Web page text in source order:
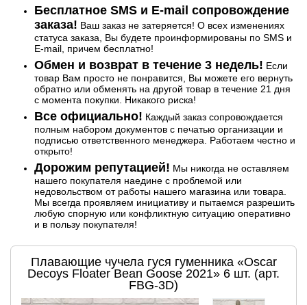
Бесплатное SMS и E-mail сопровождение
заказа! Ваш заказ не затеряется! О всех изменениях
статуса заказа, Вы будете проинформированы по SMS и
E-mail, причем бесплатно!
Обмен и возврат в течение 3 недель! Если
товар Вам просто не понравится, Вы можете его вернуть
обратно или обменять на другой товар в течение 21 дня
с момента покупки. Никакого риска!
Все официально! Каждый заказ сопровождается
полным набором документов с печатью организации и
подписью ответственного менеджера. Работаем честно и
открыто!
Дорожим репутацией! Мы никогда не оставляем
нашего покупателя наедине с проблемой или
недовольством от работы нашего магазина или товара.
Мы всегда проявляем инициативу и пытаемся разрешить
любую спорную или конфликтную ситуацию оперативно
и в пользу покупателя!
Плавающие чучела гуся гуменника «Oscar
Decoys Floater Bean Goose 2021» 6 шт. (арт.
FBG-3D)